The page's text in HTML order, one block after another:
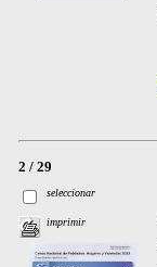
2 / 29
seleccionar
imprimir